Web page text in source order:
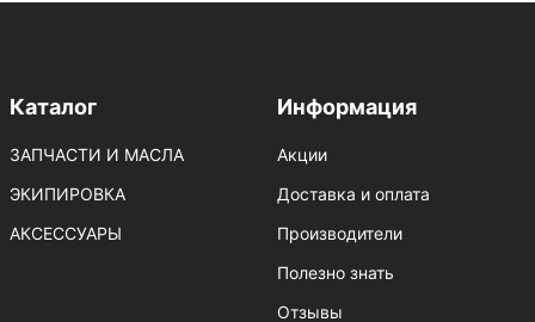
Каталог
ЗАПЧАСТИ И МАСЛА
ЭКИПИРОВКА
АКСЕССУАРЫ
Информация
Акции
Доставка и оплата
Производители
Полезно знать
Отзывы